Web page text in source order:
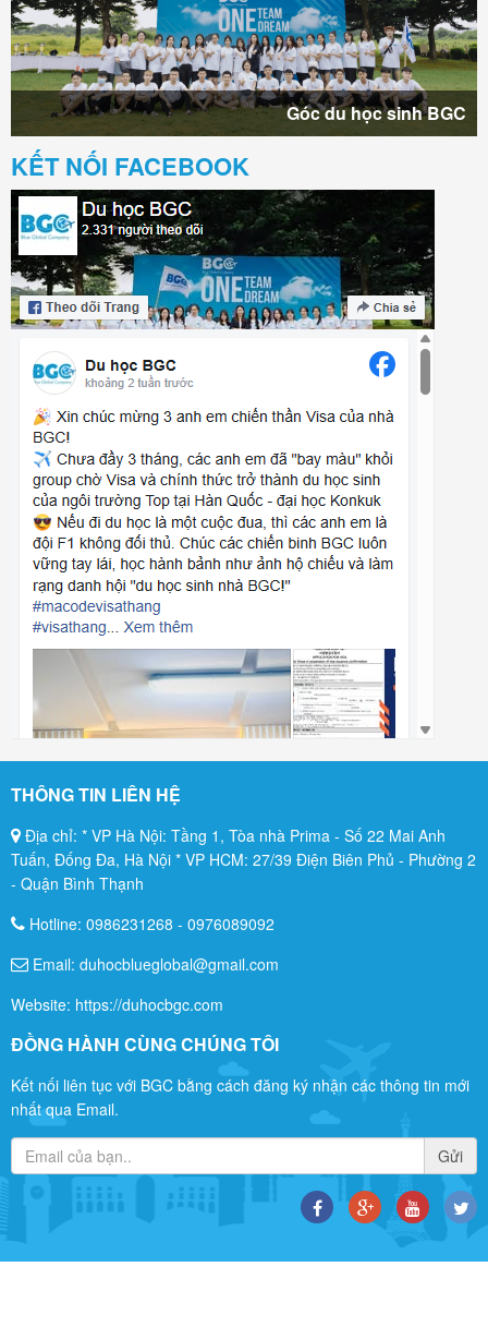
Góc du học sinh BGC
KẾT NỐI FACEBOOK
THÔNG TIN LIÊN HỆ
Địa chỉ: * VP Hà Nội: Tầng 1, Tòa nhà Prima - Số 22 Mai Anh
Tuấn, Đống Đa, Hà Nội * VP HCM: 27/39 Điện Biên Phủ - Phường 2
- Quận Bình Thạnh
Hotline: 0986231268 - 0976089092
Email: duhocblueglobal@gmail.com
Website: https://duhocbgc.com
ĐỒNG HÀNH CÙNG CHÚNG TÔI
Kết nối liên tục với BGC bằng cách đăng ký nhận các thông tin mới
nhất qua Email.
Gửi